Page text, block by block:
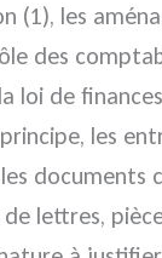
(1), les
des
loi de
les
documents
lettres,